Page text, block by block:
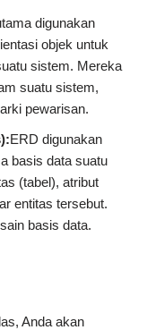
digunakan
objek untuk
sistem. Mereka
suatu sistem,
pewarisan.
ERD digunakan
basis data suatu
(tabel), atribut
entitas tersebut.
basis data.
Anda akan